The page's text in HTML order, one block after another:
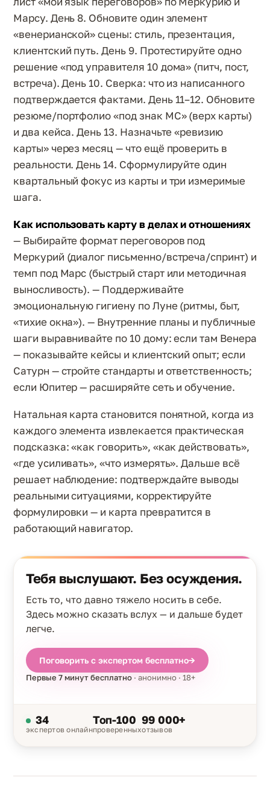
Марсу. День 8. Обновите один элемент
«венерианской» сцены: стиль, презентация,
клиентский путь. День 9. Протестируйте одно
решение «под управителя 10 дома» (питч, пост,
встреча). День 10. Сверка: что из написанного
подтверждается фактами. День 11–12. Обновите
резюме/портфолио «под знак МС» (верх карты)
и два кейса. День 13. Назначьте «ревизию
карты» через месяц — что ещё проверить в
реальности. День 14. Сформулируйте один
квартальный фокус из карты и три измеримые
шага.
Как использовать карту в делах и отношениях
— Выбирайте формат переговоров под
Меркурий (диалог письменно/встреча/спринт) и
темп под Марс (быстрый старт или методичная
выносливость). — Поддерживайте
эмоциональную гигиену по Луне (ритмы, быт,
«тихие окна»). — Внутренние планы и публичные
шаги выравнивайте по 10 дому: если там Венера
— показывайте кейсы и клиентский опыт; если
Сатурн — стройте стандарты и ответственность;
если Юпитер — расширяйте сеть и обучение.
Натальная карта становится понятной, когда из
каждого элемента извлекается практическая
подсказка: «как говорить», «как действовать»,
«где усиливать», «что измерять». Дальше всё
решает наблюдение: подтверждайте выводы
реальными ситуациями, корректируйте
формулировки — и карта превратится в
работающий навигатор.
Тебя выслушают. Без осуждения.
Есть то, что давно тяжело носить в себе.
Здесь можно сказать вслух — и дальше будет
легче.
Поговорить с экспертом бесплатно→
Первые 7 минут бесплатно · анонимно · 18+
34
экспертов онлайн
Топ-100
проверенных
99 000+
отзывов